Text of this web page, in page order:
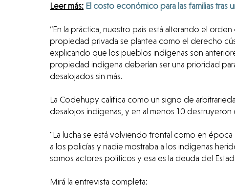
Leer más: El costo económico para las familias tras
“En la práctica, nuestro país está alterando el
propiedad privada se plantea como el derecho
explicando que los pueblos indígenas son
propiedad indígena deberían ser una prioridad
desalojados sin más.
La Codehupy califica como un signo de
desalojos indígenas, y en al menos 10
"La lucha se está volviendo frontal como en época
a los policías y nadie mostraba a los indígenas
somos actores políticos y esa es la deuda del
Mirá la entrevista completa: